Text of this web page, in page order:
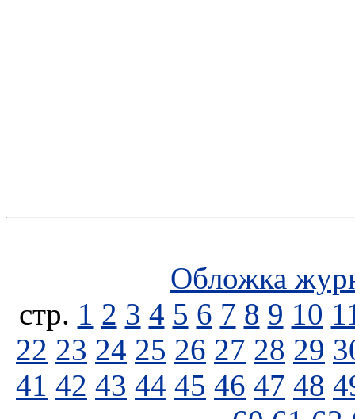
Обложка
стp. 1 2 3 4 5 6 7 8 9 10
22 23 24 25 26 27 28 29
41 42 43 44 45 46 47 48